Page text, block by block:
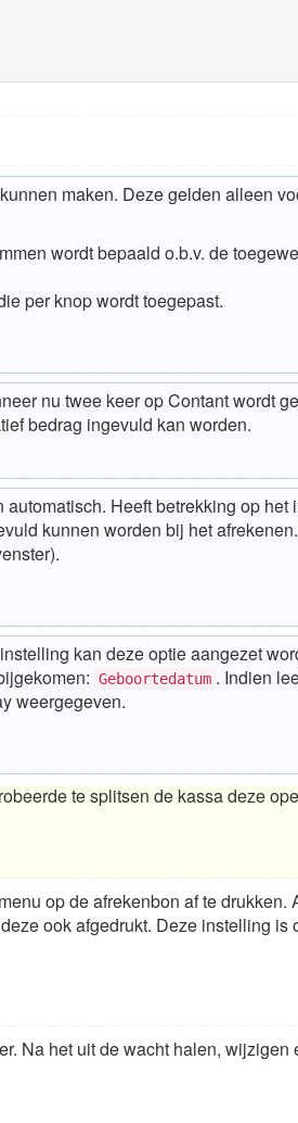
maken. Deze gelden alleen
wordt bepaald o.b.v. de
per knop wordt toegepast.
nu twee keer op Contant wordt
bedrag ingevuld kan worden.
Heeft betrekking op het
kunnen worden bij het
kan deze optie aangezet
Geboortedatum . Indien
weergegeven.
te splitsen de kassa deze
op de afrekenbon af te drukken.
ook afgedrukt. Deze instelling is
Na het uit de wacht halen, wijzigen